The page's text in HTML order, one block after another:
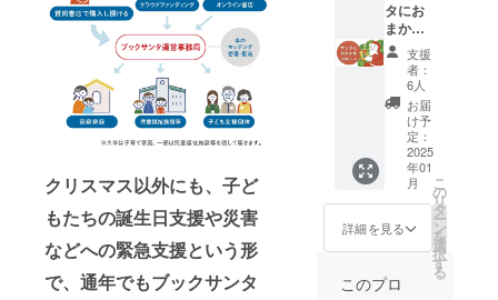
クリスマス以外にも、子ど
もたちの誕生日支援や災害
などへの緊急支援という形
で、通年でもブックサンタ
閉じる
おり ・
チャリ
ティー
サンタ
活動報
告書
（PDF
でメー
ル送
付）
ター ・
オリジ
ナルス
テッ
カー ・
オリジ
ナルし
おり ・
チャリ
ティー
サンタ
活動報
告書
（PDF
ル送
付） ※
応援し
育て
る」た
めの
コース
です。
御礼に
「リ
ターン
グッズ
セッ
ト」を
配送し
ます。
は不要
の場
タにお
まか
せ】子
どもに
本を５
０冊届
ける
コース
チャリ
ティー
サンタ
側で、
子ども
に届け
５０冊
選ばせ
支援
者：
6人
お届
け予
定：
2025
年01
月
詳細を見る
こ
の
リ
タ
ー
ン
を
選
択
す
る
このプロ